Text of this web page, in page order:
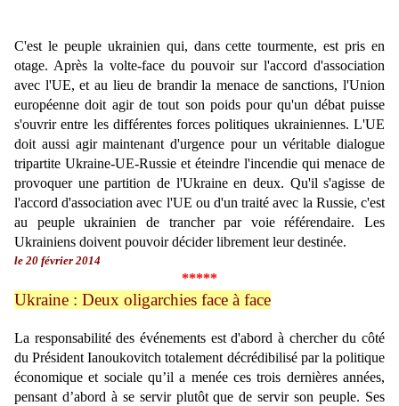
C'est le peuple ukrainien qui, dans cette tourmente, est pris en
otage. Après la volte-face du pouvoir sur l'accord d'association
avec l'UE, et au lieu de brandir la menace de sanctions, l'Union
européenne doit agir de tout son poids pour qu'un débat puisse
s'ouvrir entre les différentes forces politiques ukrainiennes. L'UE
doit aussi agir maintenant d'urgence pour un véritable dialogue
tripartite Ukraine-UE-Russie et éteindre l'incendie qui menace de
provoquer une partition de l'Ukraine en deux. Qu'il s'agisse de
l'accord d'association avec l'UE ou d'un traité avec la Russie, c'est
au peuple ukrainien de trancher par voie référendaire. Les
Ukrainiens doivent pouvoir décider librement leur destinée.
le 20 février 2014
*****
Ukraine : Deux oligarchies face à face
La responsabilité des événements est d'abord à chercher du côté
du Président Ianoukovitch totalement décrédibilisé par la politique
économique et sociale qu’il a menée ces trois dernières années,
pensant d’abord à se servir plutôt que de servir son peuple. Ses